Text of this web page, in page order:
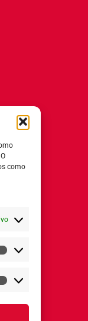
como
Estatísticas
Marketing